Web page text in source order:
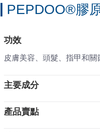
PEPDOO®膠
功效
皮膚美容、頭髮、指甲和關
主要成分
產品賣點